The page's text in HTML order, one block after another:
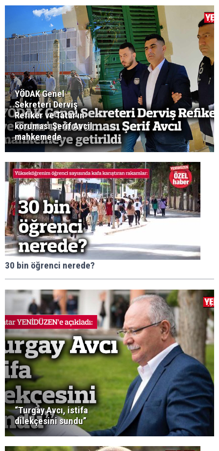
YÖDAK Genel
Sekreteri Derviş
Refiker ve Tatar'ın
koruması Şerif Avcil
mahkemede
30 bin öğrenci nerede?
“Turgay Avcı, istifa
dilekçesini sundu”